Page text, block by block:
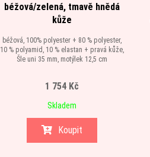
béžová/zelená, tmavě hnědá
kůže
béžová, 100% polyester + 80 % polyester,
10 % polyamid, 10 % elastan + pravá kůže,
Šle uni 35 mm, motýlek 12,5 cm
1 754 Kč
Skladem
Koupit